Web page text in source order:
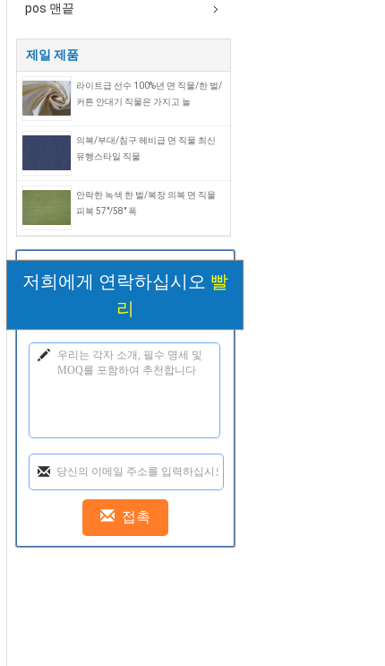
pos 맨끝
제일 제품
라이트급 선수 100%년 면 직물/한 벌/
커튼 안대기 직물은 가지고 놀
의복/부대/침구 헤비급 면 직물 최신
유행스타일 직물
안락한 녹색 한 벌/복장 의복 면 직물
피복 57"/58" 폭
저희에게 연락하십시오 빨
리